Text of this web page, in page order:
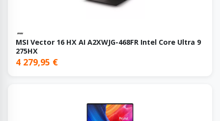
MSI Vector 16 HX AI A2XWJG-468FR Intel Core Ultra 9
275HX
4 279,95 €